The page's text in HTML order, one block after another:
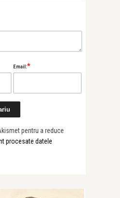
Email:*
pentru a reduce
procesate datele